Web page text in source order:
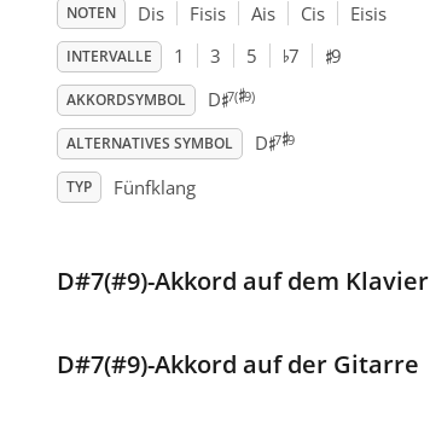
NOTEN Dis Fisis Ais Cis Eisis
INTERVALLE 1 3 5 ♭7 ♯9
AKKORDSYMBOL D♯7(♯9)
ALTERNATIVES SYMBOL D♯7♯9
TYP Fünfklang
D#7(#9)-Akkord auf dem Klavier
D#7(#9)-Akkord auf der Gitarre